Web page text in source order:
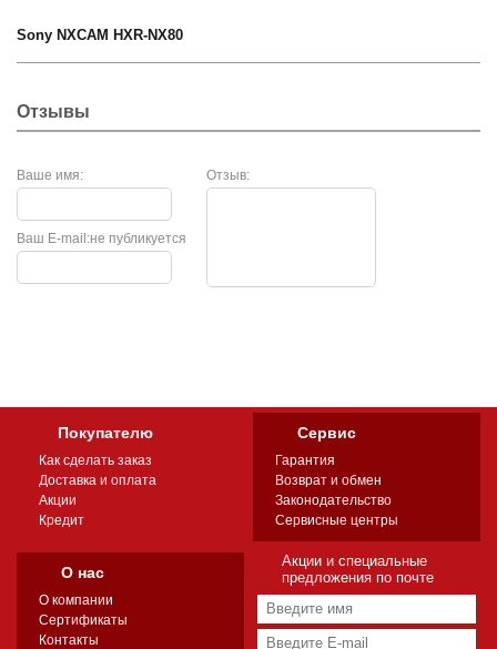
Sony NXCAM HXR-NX80
Отзывы
Ваше имя: Отзыв:
не публикуется
Ваш E-mail:
Покупателю
Как сделать заказ
Доставка и оплата
Акции
Кредит
Сервис
Гарантия
Возврат и обмен
Законодательство
Сервисные центры
О нас
О компании
Сертификаты
Контакты
Акции и специальные
предложения по почте